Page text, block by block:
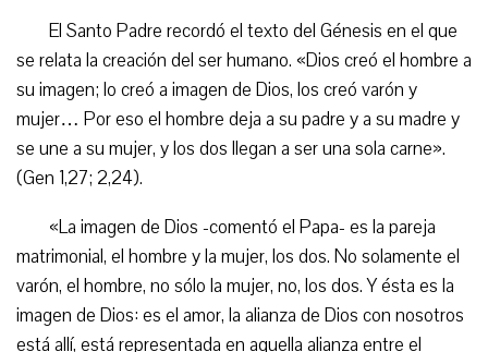
El Santo Padre recordó el texto del Génesis en el que
se relata la creación del ser humano. «Dios creó el hombre a
su imagen; lo creó a imagen de Dios, los creó varón y
mujer… Por eso el hombre deja a su padre y a su madre y
se une a su mujer, y los dos llegan a ser una sola carne».
(Gen 1,27; 2,24).
«La imagen de Dios -comentó el Papa- es la pareja
matrimonial, el hombre y la mujer, los dos. No solamente el
varón, el hombre, no sólo la mujer, no, los dos. Y ésta es la
imagen de Dios: es el amor, la alianza de Dios con nosotros
está allí, está representada en aquella alianza entre el